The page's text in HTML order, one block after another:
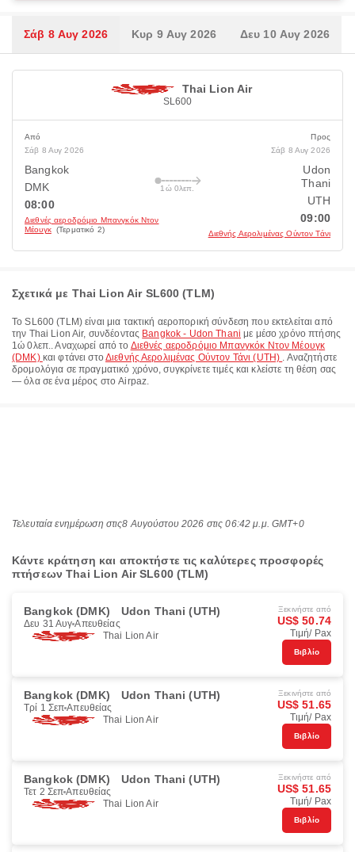
Σάβ 8 Αυγ 2026 Κυρ 9 Αυγ 2026 Δευ 10 Αυγ 2026
Thai Lion Air
SL600
Από
Σάβ 8 Αυγ 2026
Bangkok
DMK
08:00
Διεθνές αεροδρόμιο Μπανγκόκ Ντον
Μέουγκ (Τερματικό 2)
1ώ 0λεπ.
Προς
Σάβ 8 Αυγ 2026
Udon
Thani
UTH
09:00
Διεθνής Αερολιμένας Ούντον Τάνι
Σχετικά με Thai Lion Air SL600 (TLM)
ΤοSL600 (TLM) είναι μια τακτική αεροπορική σύνδεση που εκτελείται από
την Thai Lion Air, συνδέοντας Bangkok - Udon Thani με μέσο χρόνο πτήσης
1ώ 0λεπ.. Αναχωρεί από το Διεθνές αεροδρόμιο Μπανγκόκ Ντον Μέουγκ
(DMK) και φτάνει στοΔιεθνής Αερολιμένας Ούντον Τάνι (UTH) . Αναζητήστε
δρομολόγια σε πραγματικό χρόνο, συγκρίνετε τιμές και κλείστε τη θέση σας
— όλα σε ένα μέρος στο Airpaz.
Τελευταία ενημέρωση στις8 Αυγούστου 2026 στις 06:42 μ.μ. GMT+0
Κάντε κράτηση και αποκτήστε τις καλύτερες προσφορές
πτήσεων Thai Lion Air SL600 (TLM)
Bangkok (DMK) Udon Thani (UTH)
Δευ 31 Αυγ Απευθείας
Thai Lion Air
Ξεκινήστε από
US$ 50.74
Τιμή/ Pax
Βιβλίο
Bangkok (DMK) Udon Thani (UTH)
Τρί 1 Σεπ Απευθείας
Thai Lion Air
Ξεκινήστε από
US$ 51.65
Τιμή/ Pax
Βιβλίο
Bangkok (DMK) Udon Thani (UTH)
Τετ 2 Σεπ Απευθείας
Thai Lion Air
Ξεκινήστε από
US$ 51.65
Τιμή/ Pax
Βιβλίο